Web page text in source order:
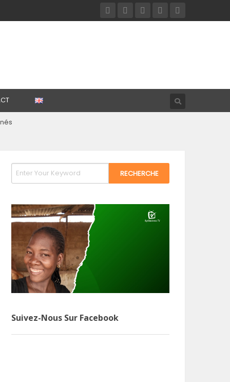
Suivez-Nous Sur Facebook